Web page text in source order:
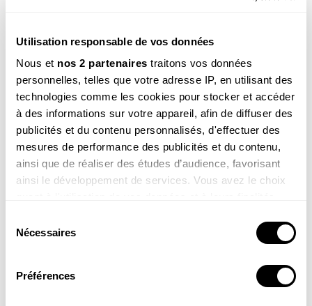
Utilisation responsable de vos données
Nous et nos 2 partenaires traitons vos données
personnelles, telles que votre adresse IP, en utilisant des
technologies comme les cookies pour stocker et accéder
à des informations sur votre appareil, afin de diffuser des
publicités et du contenu personnalisés, d'effectuer des
mesures de performance des publicités et du contenu,
ainsi que de réaliser des études d’audience, favorisant
ainsi le développement de services. Vous avez le choix
tout moment en consultant la Déclaration relative aux
cookies ou en cliquant sur l'icône de confidentialité.
Si vous le permettez, nous aimerions également :
Nécessaires
Préférences
Voir la réponse
tortue que j’ai dessinée (c’est une amie qui la coloriée)